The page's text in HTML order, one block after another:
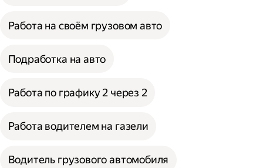
Работа на своём грузовом авто
Подработка на авто
Работа по графику 2 через 2
Работа водителем на газели
Водитель грузового автомобиля